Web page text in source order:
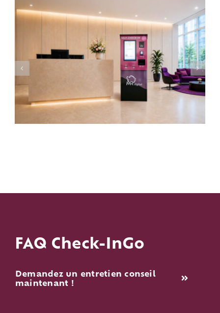
FAQ Check-InGo
Demandez un entretien conseil
maintenant !